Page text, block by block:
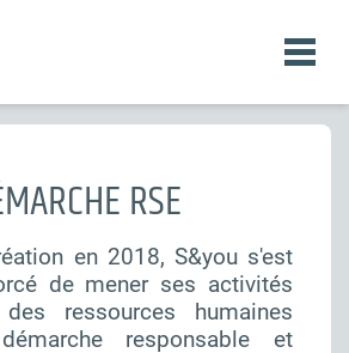
RSE
en 2018, S&you s'est
de mener ses activités
ressources humaines
responsable et